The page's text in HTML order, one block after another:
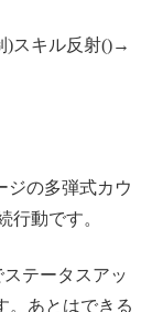
)スキル反射()→
ジの多弾式カウ
行動です。
テータスアッ
。あとはできる